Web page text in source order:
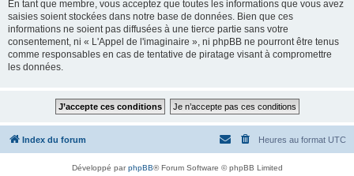
En tant que membre, vous acceptez que toutes les informations que vous avez
saisies soient stockées dans notre base de données. Bien que ces
informations ne soient pas diffusées à une tierce partie sans votre
consentement, ni « L'Appel de l'imaginaire », ni phpBB ne pourront être tenus
comme responsables en cas de tentative de piratage visant à compromettre
les données.
Index du forum Heures au format UTC
Développé parphpBB® Forum Software © phpBB Limited